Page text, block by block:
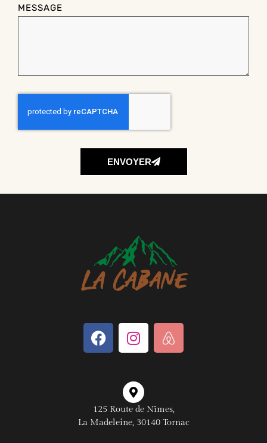
MESSAGE
ENVOYER
125 Route de Nîmes,
La Madeleine, 30140 Tornac